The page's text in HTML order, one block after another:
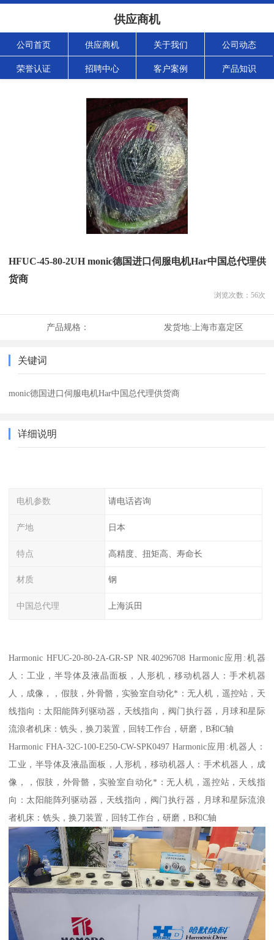
供应商机
公司首页 供应商机 关于我们 公司动态
荣誉认证 招聘中心 客户案例 产品知识
HFUC-45-80-2UH monic德国进口伺服电机Har中国总代理供
货商
浏览次数： 56次
产品规格： 发货地: 上海市嘉定区
关键词
monic德国进口伺服电机Har中国总代理供货商
详细说明
电机参数 请电话咨询
产地 日本
特点 高精度、扭矩高、寿命长
材质 钢
中国总代理 上海浜田
Harmonic HFUC-20-80-2A-GR-SP NR.40296708 Harmonic应用:机器
人：工业，半导体及液晶面板，人形机，移动机器人：手术机器
人，成像，，假肢，外骨骼，实验室自动化*：无人机，遥控站，天
线指向：太阳能阵列驱动器，天线指向，阀门执行器，月球和星际
流浪者机床：铣头，换刀装置，回转工作台，研磨，B和C轴
Harmonic FHA-32C-100-E250-CW-SPK0497 Harmonic应用:机器人：
工业，半导体及液晶面板，人形机，移动机器人：手术机器人，成
像，，假肢，外骨骼，实验室自动化*：无人机，遥控站，天线指
向：太阳能阵列驱动器，天线指向，阀门执行器，月球和星际流浪
者机床：铣头，换刀装置，回转工作台，研磨，B和C轴